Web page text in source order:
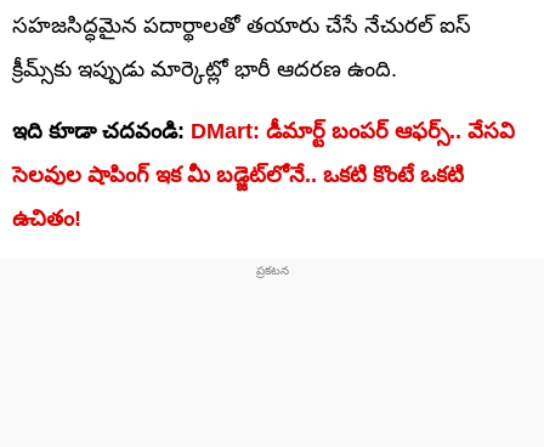
సహజసిద్ధమైన పదార్థాలతో తయారు చేసే నేచురల్ ఐస్
క్రీమ్స్‌కు ఇప్పుడు మార్కెట్లో భారీ ఆదరణ ఉంది.
ఇది కూడా చదవండి: DMart: డీమార్ట్ బంపర్ ఆఫర్స్.. వేసవి
సెలవుల షాపింగ్ ఇక మీ బడ్జెట్‌లోనే.. ఒకటి కొంటే ఒకటి
ఉచితం!